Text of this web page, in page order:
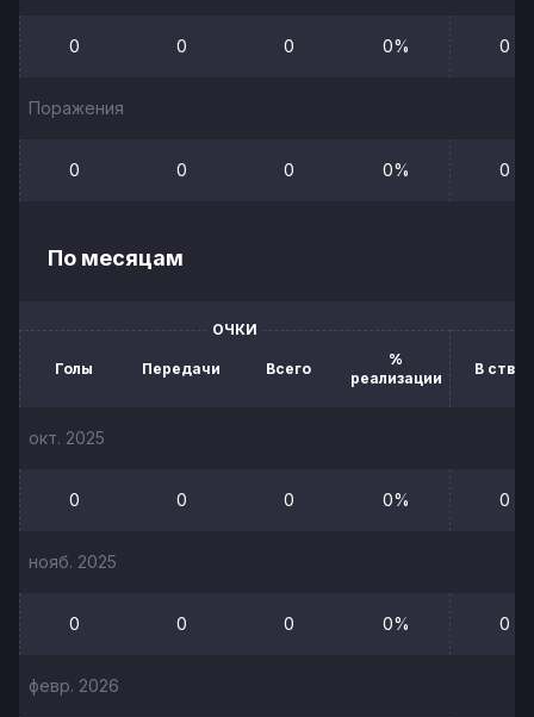
0 0 0 0% 0
Поражения
0 0 0 0% 0
По месяцам
ОЧКИ
Голы Передачи Всего
%
реализации
В створ
окт. 2025
0 0 0 0% 0
нояб. 2025
0 0 0 0% 0
февр. 2026